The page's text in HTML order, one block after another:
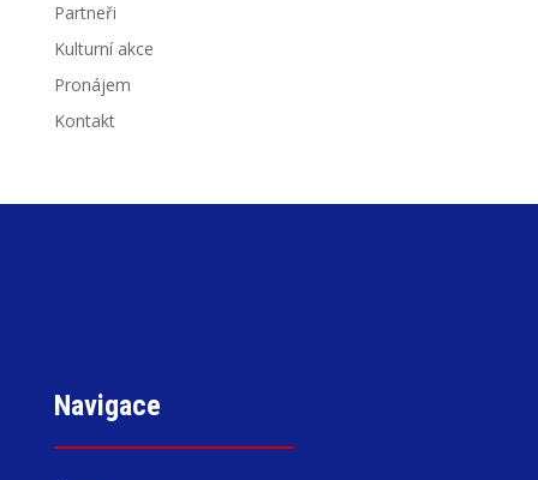
Partneři
Kulturní akce
Pronájem
Kontakt
Navigace